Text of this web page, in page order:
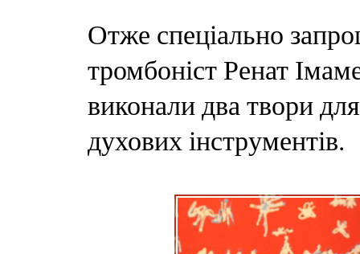
Отже спеціально
тромбоніст Ренат
виконали два твори
духових інструментів.